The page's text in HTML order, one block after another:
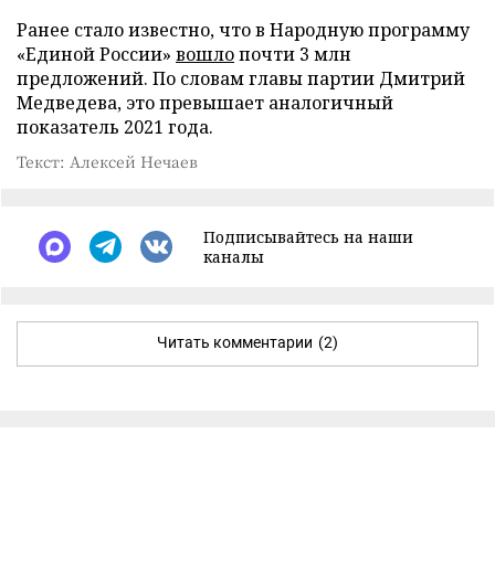
Ранее стало известно, что в Народную программу
«Единой России» вошлопочти 3 млн
предложений. По словам главы партии Дмитрий
Медведева, это превышает аналогичный
показатель 2021 года.
Текст: Алексей Нечаев
Подписывайтесь на наши
каналы
Читать комментарии (2)